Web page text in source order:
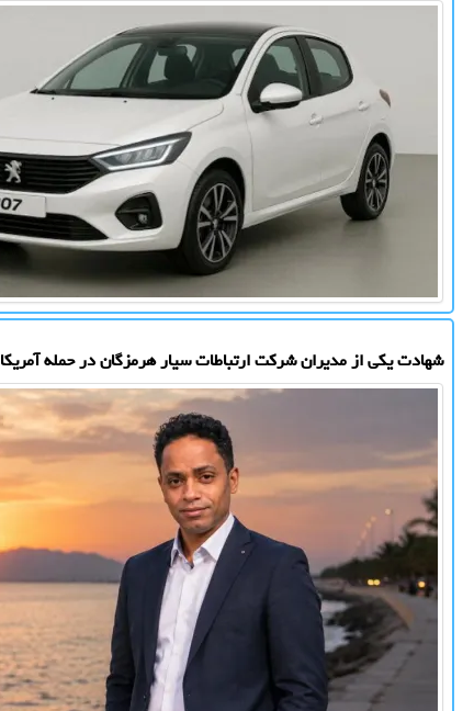
شهادت یکی از مدیران شرکت ارتباطات سیار هرمزگان در حمله آمریکا